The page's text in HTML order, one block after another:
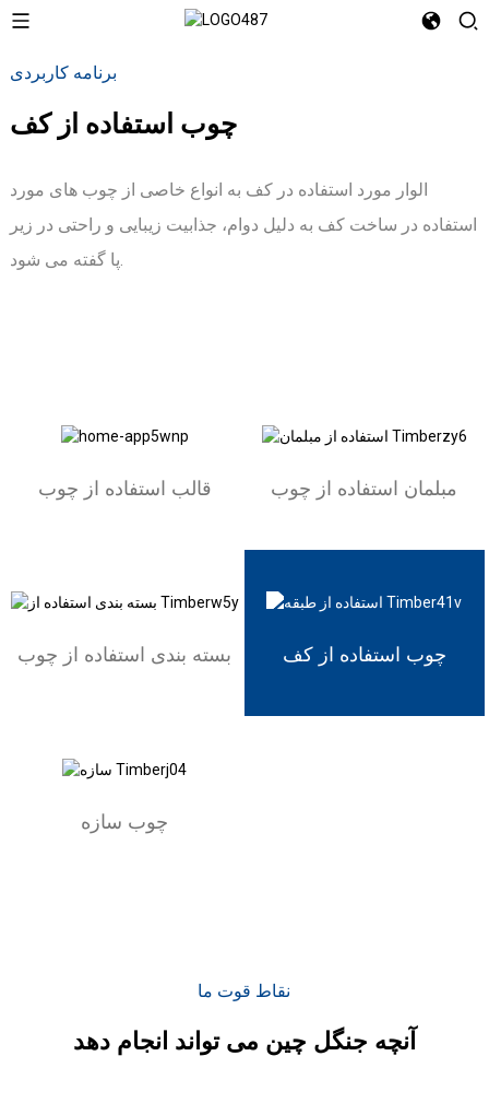
برنامه کاربردی
چوب استفاده از کف
الوار مورد استفاده در کف به انواع خاصی از چوب های مورد
استفاده در ساخت کف به دلیل دوام، جذابیت زیبایی و راحتی در زیر
قالب استفاده از چوب مبلمان استفاده از چوب
بسته بندی استفاده از چوب چوب استفاده از کف
چوب سازه
نقاط قوت ما
آنچه جنگل چین می تواند انجام دهد